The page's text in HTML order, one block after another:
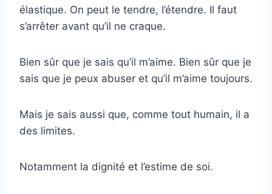
élastique. On peut le tendre, l’étendre. Il faut
s’arrêter avant qu’il ne craque.
Bien sûr que je sais qu’il m’aime. Bien sûr que je
sais que je peux abuser et qu’il m’aime toujours.
Mais je sais aussi que, comme tout humain, il a
des limites.
Notamment la dignité et l’estime de soi.